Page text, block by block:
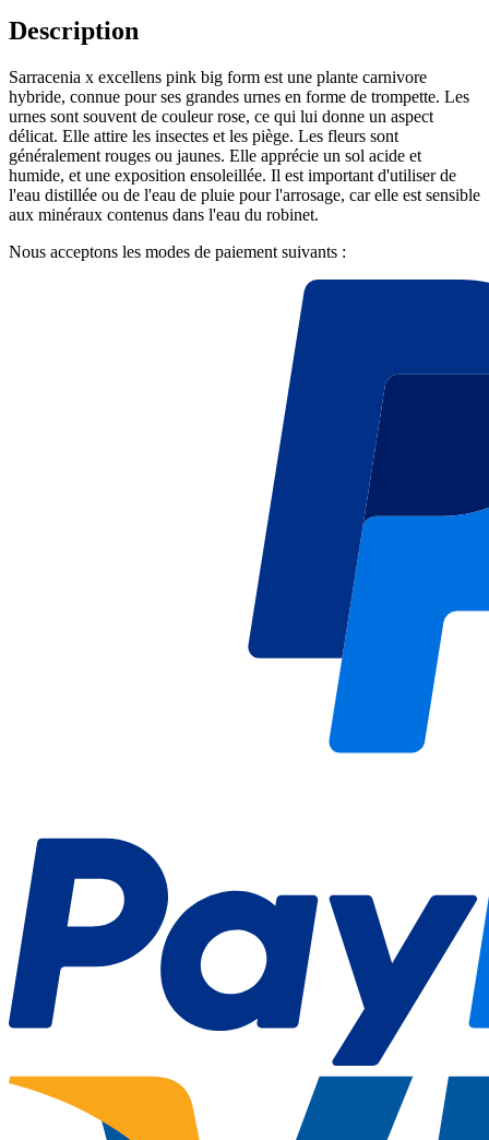
Description
Sarracenia x excellens pink big form est une plante carnivore
hybride, connue pour ses grandes urnes en forme de trompette. Les
urnes sont souvent de couleur rose, ce qui lui donne un aspect
délicat. Elle attire les insectes et les piège. Les fleurs sont
généralement rouges ou jaunes. Elle apprécie un sol acide et
humide, et une exposition ensoleillée. Il est important d'utiliser de
l'eau distillée ou de l'eau de pluie pour l'arrosage, car elle est sensible
aux minéraux contenus dans l'eau du robinet.
Nous acceptons les modes de paiement suivants :